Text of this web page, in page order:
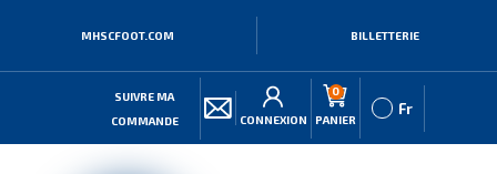
MHSCFOOT.COM BILLETTERIE
SUIVRE MA
COMMANDE
CONNEXION
0
PANIER
Fr